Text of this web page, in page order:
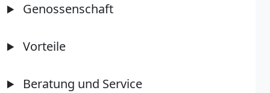
Genossenschaft
Vorteile
Beratung und Service